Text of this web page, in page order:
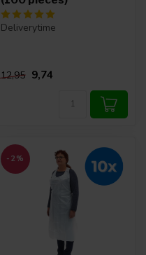
Deliverytime
12,95 9,74
-2%